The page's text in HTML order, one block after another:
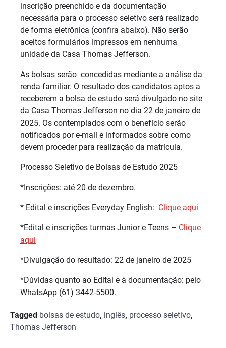
inscrição preenchido e da documentação
necessária para o processo seletivo será realizado
de forma eletrônica (confira abaixo). Não serão
aceitos formulários impressos em nenhuma
unidade da Casa Thomas Jefferson.
As bolsas serão concedidas mediante a análise da
renda familiar. O resultado dos candidatos aptos a
receberem a bolsa de estudo será divulgado no site
da Casa Thomas Jefferson no dia 22 de janeiro de
2025. Os contemplados com o benefício serão
notificados por e-mail e informados sobre como
devem proceder para realização da matrícula.
Processo Seletivo de Bolsas de Estudo 2025
*Inscrições: até 20 de dezembro.
* Edital e inscrições Everyday English: Clique aqui
*Edital e inscrições turmas Junior e Teens – Clique
aqui
*Divulgação do resultado: 22 de janeiro de 2025
*Dúvidas quanto ao Edital e à documentação: pelo
WhatsApp (61) 3442-5500.
Tagged bolsas de estudo, inglês, processo seletivo,
Thomas Jefferson